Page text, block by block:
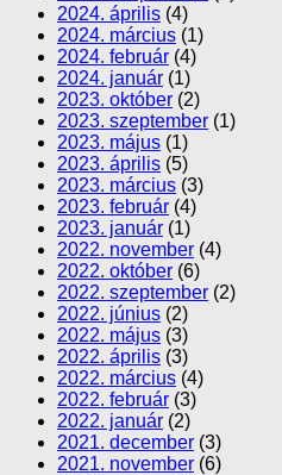
2024. április (4)
2024. március (1)
2024. február (4)
2024. január (1)
2023. október (2)
2023. szeptember (1)
2023. május (1)
2023. április (5)
2023. március (3)
2023. február (4)
2023. január (1)
2022. november (4)
2022. október (6)
2022. szeptember (2)
2022. június (2)
2022. május (3)
2022. április (3)
2022. március (4)
2022. február (3)
2022. január (2)
2021. december (3)
2021. november (6)